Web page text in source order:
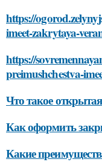
https://
imeet-zakrytaya-
https://
preimushchestva-
Что такое
Как оформить
Какие